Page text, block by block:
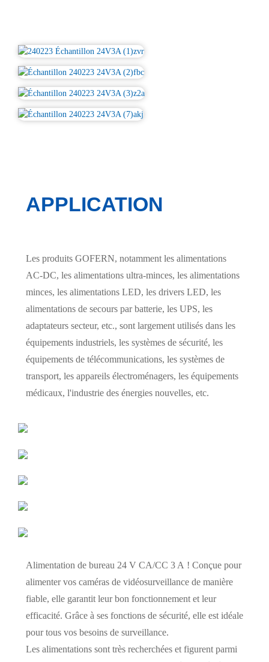
APPLICATION
Les produits GOFERN, notamment les alimentations
AC-DC, les alimentations ultra-minces, les alimentations
minces, les alimentations LED, les drivers LED, les
alimentations de secours par batterie, les UPS, les
adaptateurs secteur, etc., sont largement utilisés dans les
équipements industriels, les systèmes de sécurité, les
équipements de télécommunications, les systèmes de
transport, les appareils électroménagers, les équipements
médicaux, l'industrie des énergies nouvelles, etc.
Alimentation de bureau 24 V CA/CC 3 A ! Conçue pour
alimenter vos caméras de vidéosurveillance de manière
fiable, elle garantit leur bon fonctionnement et leur
efficacité. Grâce à ses fonctions de sécurité, elle est idéale
pour tous vos besoins de surveillance.
Les alimentations sont très recherchées et figurent parmi